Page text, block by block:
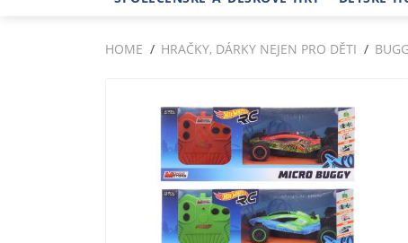
HOME HRAČKY, DÁRKY NEJEN PRO DĚTI